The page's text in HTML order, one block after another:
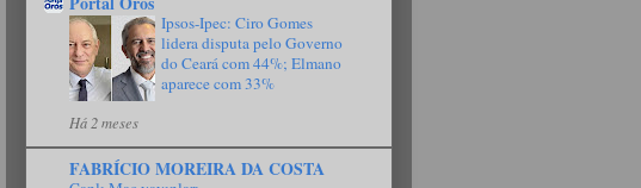
Ipsos-Ipec: Ciro Gomes
lidera disputa pelo Governo
do Ceará com 44%; Elmano
aparece com 33%
Há 2 meses
FABRÍCIO MOREIRA DA COSTA